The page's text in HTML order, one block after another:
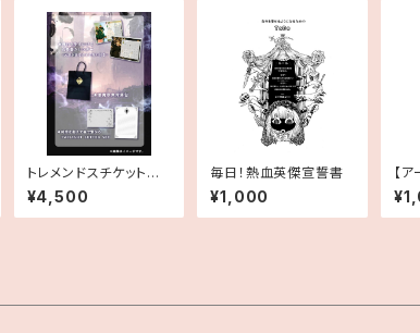
トレメンドスチケットの
特典グッズのみ「TWILI
GHT LOVERS」
¥4,500
毎日！熱血英傑宣誓書
¥1,000
【
メン
七回
た